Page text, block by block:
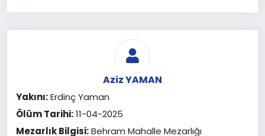
Aziz YAMAN
Yakını:Erdinç Yaman
Ölüm Tarihi:11-04-2025
Mezarlık Bilgisi:Behram Mahalle Mezarlığı